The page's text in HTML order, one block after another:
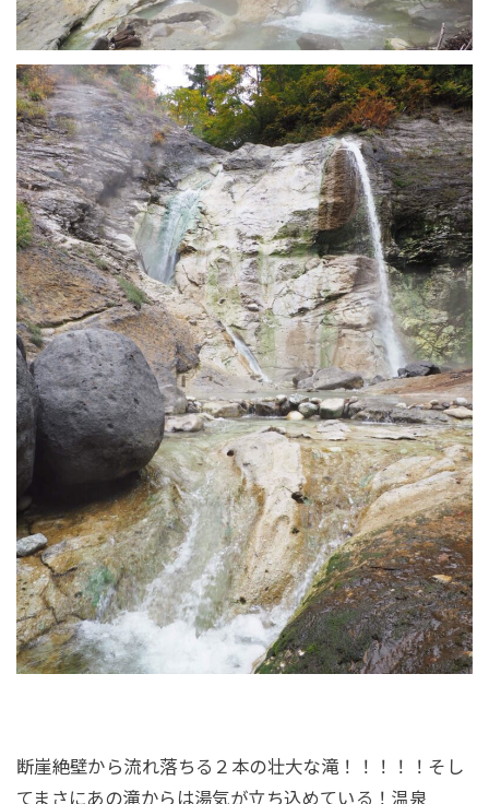
断崖絶壁から流れ落ちる２本の壮大な滝！！！！！そし
てまさにあの滝からは湯気が立ち込めている！温泉